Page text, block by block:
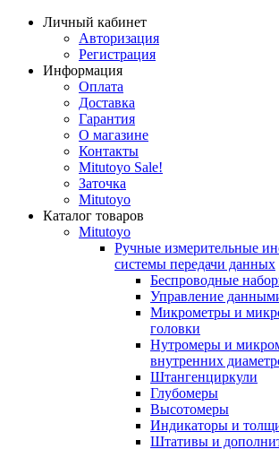
Личный кабинет
Авторизация
Регистрация
Информация
Оплата
Доставка
Гарантия
О магазине
Контакты
Mitutoyo Sale!
Заточка
Mitutoyo
Каталог товаров
Mitutoyo
Ручные измерительные
системы передачи данных
Беспроводные
Управление
Микрометры и
головки
Нутромеры и
внутренних
Штангенциркули
Глубомеры
Высотомеры
Индикаторы и
Штативы и